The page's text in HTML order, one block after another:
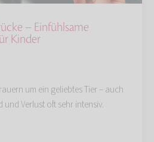
– Einfühlsame
Kinder
um ein geliebtes Tier – auch
und Verlust oft sehr intensiv.